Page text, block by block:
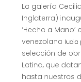
La galería
Inglaterra)
‘Hecho a
venezolana lucia
selección de
Latina, que
hasta nuestros